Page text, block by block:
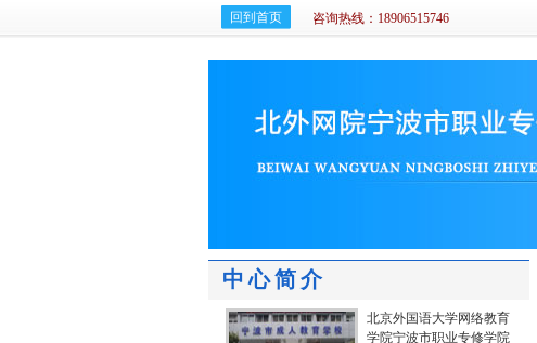
回到首页 咨询热线：18906515746
中心简介
北京外国语大学网络教育
学院宁波市职业专修学院